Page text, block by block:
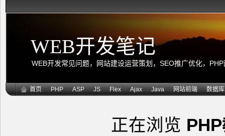
WEB开发笔记
WEB开发常见问题，网站建设运营策划，SEO推广优化，
首页 PHP ASP JS Flex Ajax Java 网站前端 数据库
正在浏览